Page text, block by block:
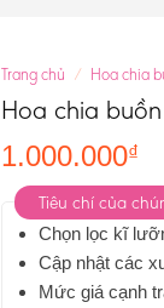
Trang chủ / Hoa chia
Hoa chia buồn
1.000.000₫
Tiêu chí của
Chọn lọc kĩ
Cập nhật các
Mức giá cạnh